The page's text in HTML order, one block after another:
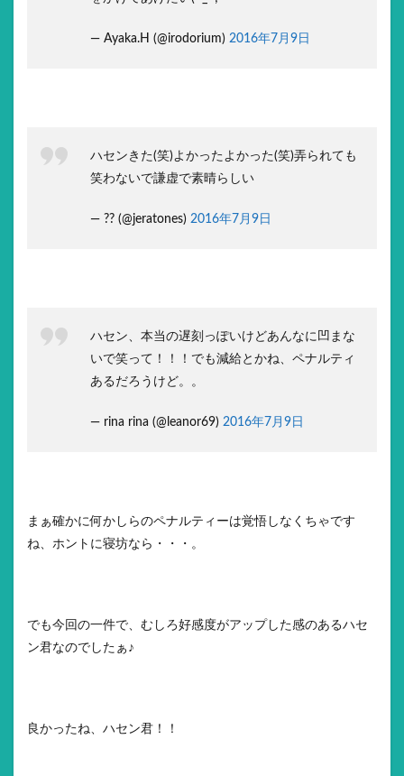
— Ayaka.H (@irodorium) 2016年7月9日
ハセンきた(笑)よかったよかった(笑)弄られても
笑わないで謙虚で素晴らしい
— ?? (@jeratones) 2016年7月9日
ハセン、本当の遅刻っぽいけどあんなに凹まな
いで笑って！！！でも減給とかね、ペナルティ
あるだろうけど。。
— rina rina (@leanor69) 2016年7月9日
まぁ確かに何かしらのペナルティーは覚悟しなくちゃです
ね、ホントに寝坊なら・・・。
でも今回の一件で、むしろ好感度がアップした感のあるハセ
ン君なのでしたぁ♪
良かったね、ハセン君！！